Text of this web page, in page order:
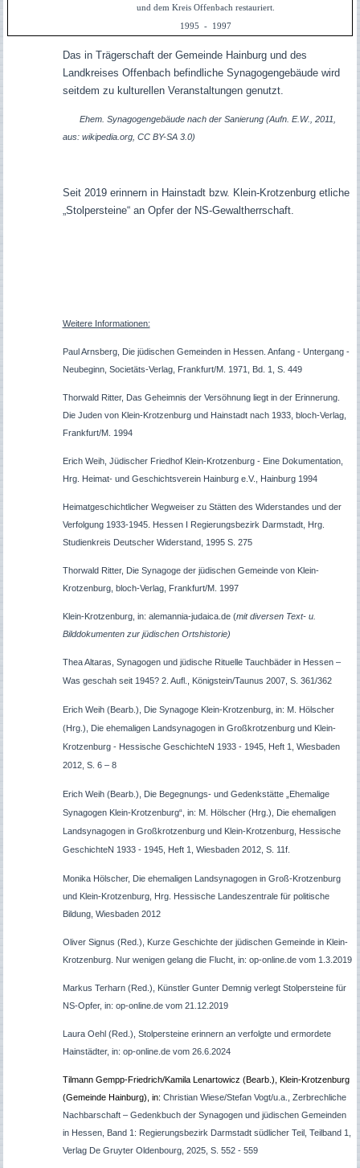
und dem Kreis Offenbach restauriert.
1995 - 1997
Das in Trägerschaft der Gemeinde Hainburg und des
Landkreises Offenbach befindliche Synagogengebäude wird
seitdem zu kulturellen Veranstaltungen genutzt.
Ehem. Synagogengebäude nach der Sanierung (Aufn. E.W., 2011,
aus: wikipedia.org, CC BY-SA 3.0)
Seit 2019 erinnern in Hainstadt bzw. Klein-Krotzenburg etliche
„Stolpersteine“ an Opfer der NS-Gewaltherrschaft.
Weitere Informationen:
Paul Arnsberg, Die jüdischen Gemeinden in Hessen. Anfang - Untergang -
Neubeginn, Societäts-Verlag, Frankfurt/M. 1971, Bd. 1, S. 449
Thorwald Ritter, Das Geheimnis der Versöhnung liegt in der Erinnerung.
Die Juden von Klein-Krotzenburg und Hainstadt nach 1933, bloch-Verlag,
Frankfurt/M. 1994
Erich Weih, Jüdischer Friedhof Klein-Krotzenburg - Eine Dokumentation,
Hrg. Heimat- und Geschichtsverein Hainburg e.V., Hainburg 1994
Heimatgeschichtlicher Wegweiser zu Stätten des Widerstandes und der
Verfolgung 1933-1945. Hessen I Regierungsbezirk Darmstadt, Hrg.
Studienkreis Deutscher Widerstand, 1995 S. 275
Thorwald Ritter, Die Synagoge der jüdischen Gemeinde von Klein-
Krotzenburg, bloch-Verlag, Frankfurt/M. 1997
Klein-Krotzenburg, in: alemannia-judaica.de (mit diversen Text- u.
Bilddokumenten zur jüdischen Ortshistorie)
Thea Altaras, Synagogen und jüdische Rituelle Tauchbäder in Hessen –
Was geschah seit 1945? 2. Aufl., Königstein/Taunus 2007, S. 361/362
Erich Weih (Bearb.), Die Synagoge Klein-Krotzenburg, in: M. Hölscher
(Hrg.), Die ehemaligen Landsynagogen in Großkrotzenburg und Klein-
Krotzenburg - Hessische GeschichteN 1933 - 1945, Heft 1, Wiesbaden
2012, S. 6 – 8
Erich Weih (Bearb.), Die Begegnungs- und Gedenkstätte „Ehemalige
Synagogen Klein-Krotzenburg“, in: M. Hölscher (Hrg.), Die ehemaligen
Landsynagogen in Großkrotzenburg und Klein-Krotzenburg, Hessische
GeschichteN 1933 - 1945, Heft 1, Wiesbaden 2012, S. 11f.
Monika Hölscher, Die ehemaligen Landsynagogen in Groß-Krotzenburg
und Klein-Krotzenburg, Hrg. Hessische Landeszentrale für politische
Bildung, Wiesbaden 2012
Oliver Signus (Red.), Kurze Geschichte der jüdischen Gemeinde in Klein-
Krotzenburg. Nur wenigen gelang die Flucht, in: op-online.de vom 1.3.2019
Markus Terharn (Red.), Künstler Gunter Demnig verlegt Stolpersteine für
NS-Opfer, in: op-online.de vom 21.12.2019
Laura Oehl (Red.), Stolpersteine erinnern an verfolgte und ermordete
Hainstädter, in: op-online.de vom 26.6.2024
Tilmann Gempp-Friedrich/Kamila Lenartowicz (Bearb.), Klein-Krotzenburg
(Gemeinde Hainburg), in: Christian Wiese/Stefan Vogt/u.a., Zerbrechliche
Nachbarschaft – Gedenkbuch der Synagogen und jüdischen Gemeinden
in Hessen, Band 1: Regierungsbezirk Darmstadt südlicher Teil, Teilband 1,
Verlag De Gruyter Oldenbourg, 2025, S. 552 - 559